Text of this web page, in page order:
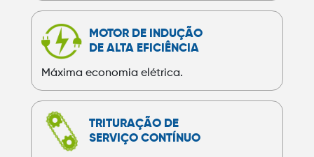
MOTOR DE INDUÇÃO
DE ALTA EFICIÊNCIA
Máxima economia elétrica.
TRITURAÇÃO DE
SERVIÇO CONTÍNUO